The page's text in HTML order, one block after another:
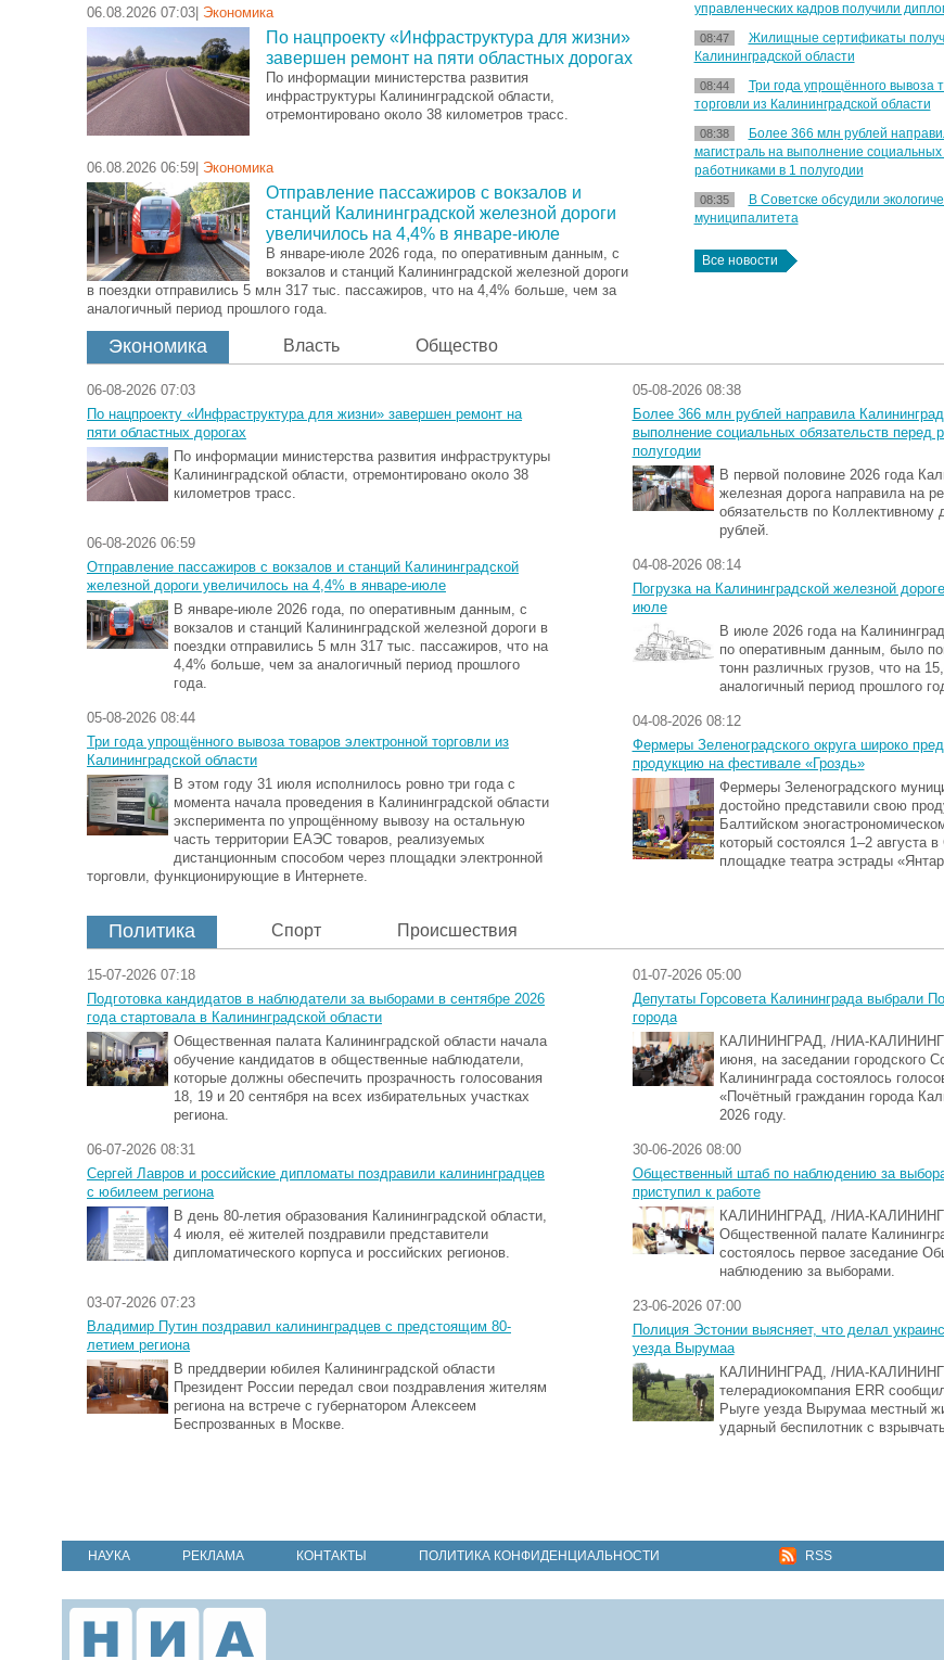
управленческих кадров получили
08:47
Жилищные сертификаты
Калининградской области
08:44
Три года упрощённого вывоза
торговли из Калининградской области
08:38
Более 366 млн рублей
магистраль на выполнение
работниками в 1 полугодии
08:35
В Советске обсудили
муниципалитета
Все новости
06.08.2026 07:03| Экономика
По нацпроекту «Инфраструктура для жизни»
завершен ремонт на пяти областных дорогах
По информации министерства развития
инфраструктуры Калининградской области,
отремонтировано около 38 километров трасс.
06.08.2026 06:59| Экономика
Отправление пассажиров с вокзалов и
станций Калининградской железной дороги
увеличилось на 4,4% в январе-июле
В январе-июле 2026 года, по оперативным данным, с
вокзалов и станций Калининградской железной дороги
в поездки отправились 5 млн 317 тыс. пассажиров, что на 4,4% больше, чем за
аналогичный период прошлого года.
Экономика Власть Общество
06-08-2026 07:03
По нацпроекту «Инфраструктура для жизни» завершен ремонт на
пяти областных дорогах
По информации министерства развития инфраструктуры
Калининградской области, отремонтировано около 38
километров трасс.
06-08-2026 06:59
Отправление пассажиров с вокзалов и станций Калининградской
железной дороги увеличилось на 4,4% в январе-июле
В январе-июле 2026 года, по оперативным данным, с
вокзалов и станций Калининградской железной дороги в
поездки отправились 5 млн 317 тыс. пассажиров, что на
4,4% больше, чем за аналогичный период прошлого
года.
05-08-2026 08:44
Три года упрощённого вывоза товаров электронной торговли из
Калининградской области
В этом году 31 июля исполнилось ровно три года с
момента начала проведения в Калининградской области
эксперимента по упрощённому вывозу на остальную
часть территории ЕАЭС товаров, реализуемых
дистанционным способом через площадки электронной
торговли, функционирующие в Интернете.
05-08-2026 08:38
Более 366 млн рублей направила
выполнение социальных обязательств перед
полугодии
В первой половине 2026 года
железная дорога направила на
обязательств по Коллективному
рублей.
04-08-2026 08:14
Погрузка на Калининградской железной
июле
В июле 2026 года на
по оперативным данным, было
тонн различных грузов, что на
аналогичный период прошлого
04-08-2026 08:12
Фермеры Зеленоградского округа широко
продукцию на фестивале «Гроздь»
Фермеры Зеленоградского
достойно представили свою
Балтийском
который состоялся 1–2 августа в
площадке театра эстрады
Политика Спорт Происшествия
15-07-2026 07:18
Подготовка кандидатов в наблюдатели за выборами в сентябре 2026
года стартовала в Калининградской области
Общественная палата Калининградской области начала
обучение кандидатов в общественные наблюдатели,
которые должны обеспечить прозрачность голосования
18, 19 и 20 сентября на всех избирательных участках
региона.
06-07-2026 08:31
Сергей Лавров и российские дипломаты поздравили калининградцев
с юбилеем региона
В день 80-летия образования Калининградской области,
4 июля, её жителей поздравили представители
дипломатического корпуса и российских регионов.
03-07-2026 07:23
Владимир Путин поздравил калининградцев с предстоящим 80-
летием региона
В преддверии юбилея Калининградской области
Президент России передал свои поздравления жителям
региона на встрече с губернатором Алексеем
Беспрозванных в Москве.
01-07-2026 05:00
Депутаты Горсовета Калининграда выбрали
города
КАЛИНИНГРАД, /НИА-
июня, на заседании городского
Калининграда состоялось
«Почётный гражданин города
2026 году.
30-06-2026 08:00
Общественный штаб по наблюдению за
приступил к работе
КАЛИНИНГРАД, /НИА-
Общественной палате
состоялось первое заседание
наблюдению за выборами.
23-06-2026 07:00
Полиция Эстонии выясняет, что делал
уезда Вырумаа
КАЛИНИНГРАД, /НИА-
телерадиокомпания ERR
Рыуге уезда Вырумаа местный
ударный беспилотник с
НАУКА РЕКЛАМА КОНТАКТЫ ПОЛИТИКА КОНФИДЕНЦИАЛЬНОСТИ RSS